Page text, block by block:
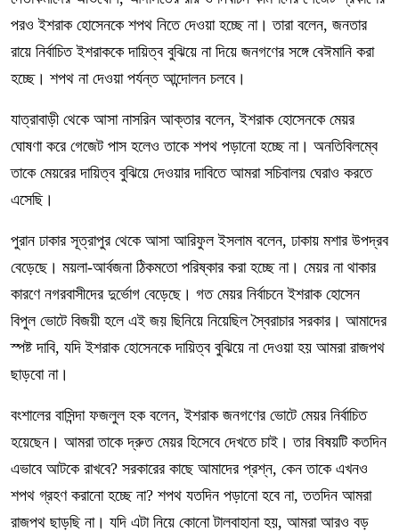
পরও ইশরাক হোসেনকে শপথ নিতে দেওয়া হচ্ছে না। তারা বলেন, জনতার
রায়ে নির্বাচিত ইশরাককে দায়িত্ব বুঝিয়ে না দিয়ে জনগণের সঙ্গে বেঈমানি করা
হচ্ছে। শপথ না দেওয়া পর্যন্ত আন্দোলন চলবে।
যাত্রাবাড়ী থেকে আসা নাসরিন আক্তার বলেন, ইশরাক হোসেনকে মেয়র
ঘোষণা করে গেজেট পাস হলেও তাকে শপথ পড়ানো হচ্ছে না। অনতিবিলম্বে
তাকে মেয়রের দায়িত্ব বুঝিয়ে দেওয়ার দাবিতে আমরা সচিবালয় ঘেরাও করতে
এসেছি।
পুরান ঢাকার সূত্রাপুর থেকে আসা আরিফুল ইসলাম বলেন, ঢাকায় মশার উপদ্রব
বেড়েছে। ময়লা-আর্বজনা ঠিকমতো পরিষ্কার করা হচ্ছে না। মেয়র না থাকার
কারণে নগরবাসীদের দুর্ভোগ বেড়েছে। গত মেয়র নির্বাচনে ইশরাক হোসেন
বিপুল ভোটে বিজয়ী হলে এই জয় ছিনিয়ে নিয়েছিল স্বৈরাচার সরকার। আমাদের
স্পষ্ট দাবি, যদি ইশরাক হোসেনকে দায়িত্ব বুঝিয়ে না দেওয়া হয় আমরা রাজপথ
ছাড়বো না।
বংশালের বাসিন্দা ফজলুল হক বলেন, ইশরাক জনগণের ভোটে মেয়র নির্বাচিত
হয়েছেন। আমরা তাকে দ্রুত মেয়র হিসেবে দেখতে চাই। তার বিষয়টি কতদিন
এভাবে আটকে রাখবে? সরকারের কাছে আমাদের প্রশ্ন, কেন তাকে এখনও
শপথ গ্রহণ করানো হচ্ছে না? শপথ যতদিন পড়ানো হবে না, ততদিন আমরা
রাজপথ ছাড়ছি না। যদি এটা নিয়ে কোনো টালবাহানা হয়, আমরা আরও বড়